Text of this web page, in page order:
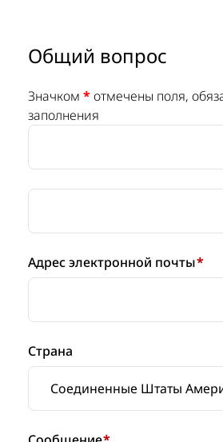
Общий вопрос
Значком *отмечены поля,
заполнения
Адрес электронной почты*
Страна